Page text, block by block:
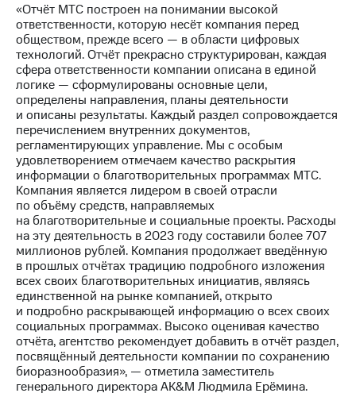
Описание
Программа
приобретения
Порядок
выкупа
акций
Дивиденды
Рынок
облигаций
Описание
Еврооблигации-2023
Уведомление
о
погашении
именных
облигаций
Другое
Регистратор
Реквизиты
Контакты
развитие
деловая этика
На главную
«Отчёт МТС построен на понимании высокой
ответственности, которую несёт компания перед
обществом, прежде всего — в области цифровых
технологий. Отчёт прекрасно структурирован, каждая
сфера ответственности компании описана в единой
логике — сформулированы основные цели,
определены направления, планы деятельности
и описаны результаты. Каждый раздел сопровождается
перечислением внутренних документов,
регламентирующих управление. Мы с особым
удовлетворением отмечаем качество раскрытия
информации о благотворительных программах МТС.
Компания является лидером в своей отрасли
по объёму средств, направляемых
на благотворительные и социальные проекты. Расходы
на эту деятельность в 2023 году составили более 707
миллионов рублей. Компания продолжает введённую
в прошлых отчётах традицию подробного изложения
всех своих благотворительных инициатив, являясь
единственной на рынке компанией, открыто
и подробно раскрывающей информацию о всех своих
социальных программах. Высоко оценивая качество
отчёта, агентство рекомендует добавить в отчёт раздел,
посвящённый деятельности компании по сохранению
биоразнообразия», — отметила заместитель
генерального директора AK&M Людмила Ерёмина.